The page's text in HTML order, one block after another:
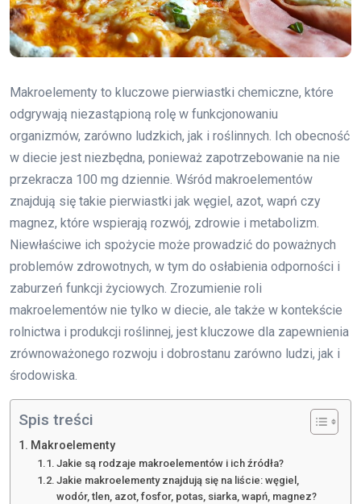
Makroelementy to kluczowe pierwiastki chemiczne, które
odgrywają niezastąpioną rolę w funkcjonowaniu
organizmów, zarówno ludzkich, jak i roślinnych. Ich obecność
w diecie jest niezbędna, ponieważ zapotrzebowanie na nie
przekracza 100 mg dziennie. Wśród makroelementów
znajdują się takie pierwiastki jak węgiel, azot, wapń czy
magnez, które wspierają rozwój, zdrowie i metabolizm.
Niewłaściwe ich spożycie może prowadzić do poważnych
problemów zdrowotnych, w tym do osłabienia odporności i
zaburzeń funkcji życiowych. Zrozumienie roli
makroelementów nie tylko w diecie, ale także w kontekście
rolnictwa i produkcji roślinnej, jest kluczowe dla zapewnienia
zrównoważonego rozwoju i dobrostanu zarówno ludzi, jak i
środowiska.
Spis treści
Makroelementy
Jakie są rodzaje makroelementów i ich źródła?
Jakie makroelementy znajdują się na liście: węgiel,
wodór, tlen, azot, fosfor, potas, siarka, wapń, magnez?